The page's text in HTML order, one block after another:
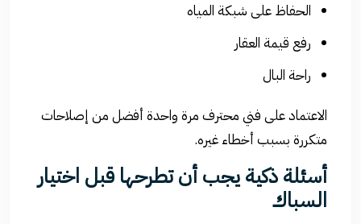
الحفاظ على شبكة المياه
رفع قيمة العقار
راحة البال
الاعتماد على فني محترف مرة واحدة أفضل من إصلاحات
متكررة بسبب أخطاء غيره.
أسئلة ذكية يجب أن تطرحها قبل اختيار
السباك